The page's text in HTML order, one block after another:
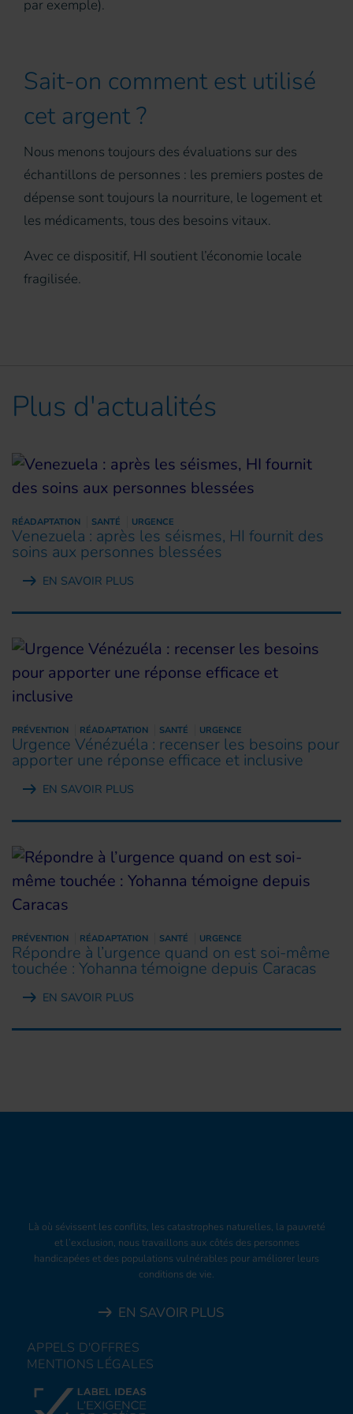
par exemple).
Sait-on comment est utilisé
cet argent ?
Nous menons toujours des évaluations sur des
échantillons de personnes : les premiers postes de
dépense sont toujours la nourriture, le logement et
les médicaments, tous des besoins vitaux.
Avec ce dispositif, HI soutient l’économie locale
fragilisée.
Plus d'actualités
RÉADAPTATION SANTÉ URGENCE
Venezuela : après les séismes, HI fournit des
soins aux personnes blessées
EN SAVOIR PLUS
PRÉVENTION RÉADAPTATION SANTÉ URGENCE
Urgence Vénézuéla : recenser les besoins pour
apporter une réponse efficace et inclusive
EN SAVOIR PLUS
PRÉVENTION RÉADAPTATION SANTÉ URGENCE
Répondre à l’urgence quand on est soi-même
touchée : Yohanna témoigne depuis Caracas
EN SAVOIR PLUS
Là où sévissent les conflits, les catastrophes naturelles, la pauvreté
et l’exclusion, nous travaillons aux côtés des personnes
handicapées et des populations vulnérables pour améliorer leurs
conditions de vie.
EN SAVOIR PLUS
APPELS D'OFFRES
MENTIONS LÉGALES